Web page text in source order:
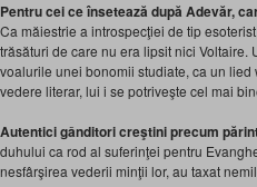
Pentru cei ce însetează după Adevăr,
Ca măiestrie a introspecţiei de tip
trăsături de care nu era lipsit nici Voltaire.
voalurile unei bonomii studiate, ca un
vedere literar, lui i se potriveşte cel mai
Autentici gânditori creştini precum
duhului ca rod al suferinţei pentru
nesfârşirea vederii minţii lor, au taxat